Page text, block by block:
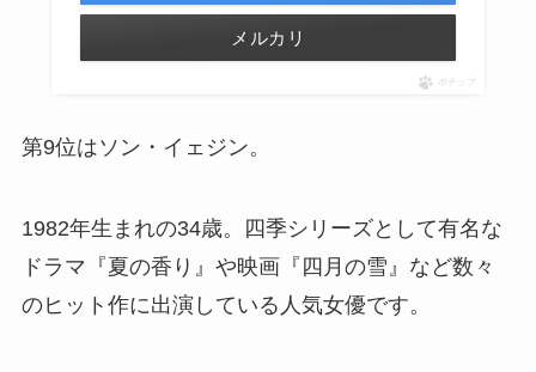
メルカリ
ポチップ
第9位はソン・イェジン。
1982年生まれの34歳。四季シリーズとして有名な
ドラマ『夏の香り』や映画『四月の雪』など数々
のヒット作に出演している人気女優です。